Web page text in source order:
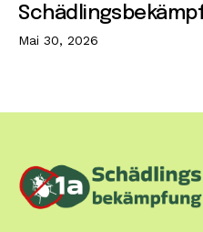
Mai 30, 2026